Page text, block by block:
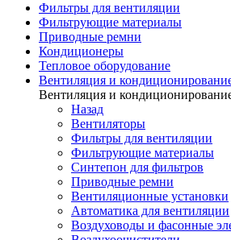
Фильтры для вентиляции
Фильтрующие материалы
Приводные ремни
Кондиционеры
Тепловое оборудование
Вентиляция и
Вентиляция и
Назад
Вентиляторы
Фильтры для вентиляции
Фильтрующие материалы
Синтепон для фильтров
Приводные ремни
Вентиляционные установки
Автоматика для вентиляции
Воздуховоды и фасонные